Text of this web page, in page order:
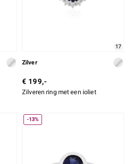
17
Zilver
€ 199,-
Zilveren ring met een ioliet
-13%